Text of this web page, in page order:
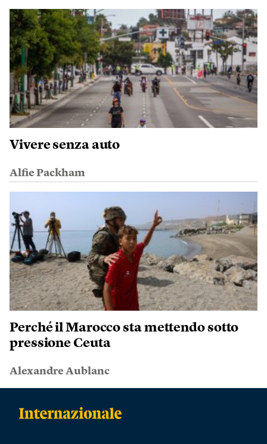
Vivere senza auto
Alfie Packham
Perché il Marocco sta mettendo sotto
pressione Ceuta
Alexandre Aublanc